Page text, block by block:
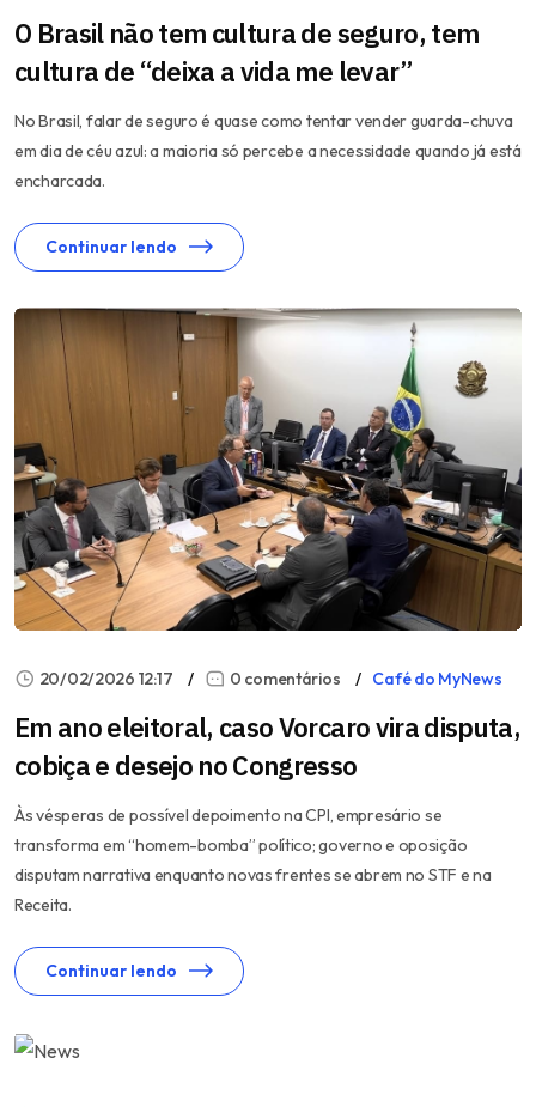
O Brasil não tem cultura de seguro, tem
cultura de “deixa a vida me levar”
No Brasil, falar de seguro é quase como tentar vender guarda-chuva
em dia de céu azul: a maioria só percebe a necessidade quando já está
encharcada.
Continuar lendo
20/02/2026 12:17 0 comentários Café do MyNews
Em ano eleitoral, caso Vorcaro vira disputa,
cobiça e desejo no Congresso
Às vésperas de possível depoimento na CPI, empresário se
transforma em “homem-bomba” político; governo e oposição
disputam narrativa enquanto novas frentes se abrem no STF e na
Receita.
Continuar lendo